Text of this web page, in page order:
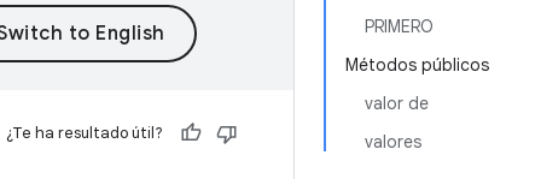
PRIMERO
Métodos públicos
valor de
valores
¿Te ha resultado útil?